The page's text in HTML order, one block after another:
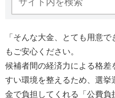
担制度（選挙公営）
「そんな大金、とても用意
もご安心ください。
候補者間の経済力による格
すい環境を整えるため、選
金で負担してくれる「公費負